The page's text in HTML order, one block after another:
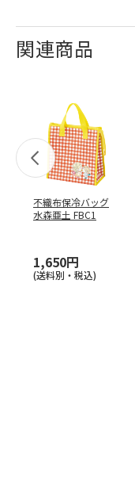
関連商品
不織布保冷バッグ
水森亜土 FBC1
1,650円
(送料別・税込)